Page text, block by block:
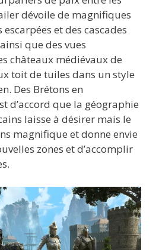
dévoile de magnifiques
et des cascades
que des vues
châteaux médiévaux de
toit de tuiles dans un style
Des Brétons en
d’accord que la géographie
laisse à désirer mais le
magnifique et donne envie
zones et d’accomplir